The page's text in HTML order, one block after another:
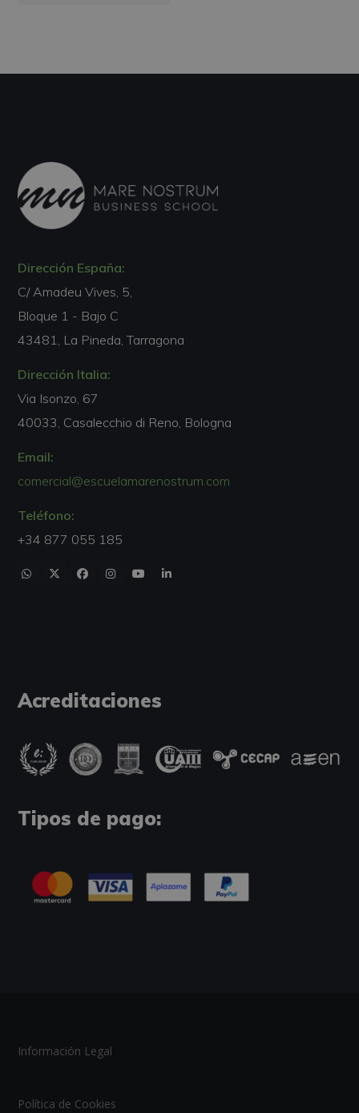
Dirección España:
C/ Amadeu Vives, 5,
Bloque 1 - Bajo C
43481, La Pineda, Tarragona
Dirección Italia:
Via Isonzo, 67
40033, Casalecchio di Reno, Bologna
Email:
comercial@escuelamarenostrum.com
Teléfono:
+34 877 055 185
Acreditaciones
Tipos de pago:
Información Legal
Política de Cookies